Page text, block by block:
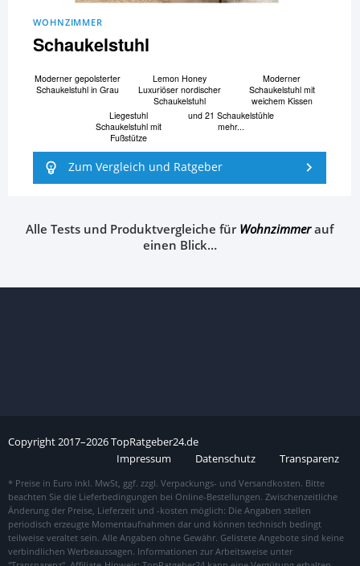
WOHNZIMMER
Schaukelstuhl
Moderner gepolsterter
Schaukelstuhl in Grau
Lemon Honey
Luxuriöser nordischer
Schaukelstuhl
Moderner
Schaukelstuhl mit
weichem Kissen
Liegestuhl
Schaukelstuhl mit
Fußstütze
und 21 Schaukelstühle
mehr...
Zum Vergleich und Ratgeber
Alle Tests und Produktvergleiche fürWohnzimmerauf
einen Blick…
Copyright2017–2026TopRatgeber24.de
Impressum
Datenschutz Transparenz